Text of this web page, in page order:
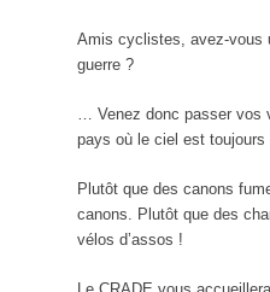
Amis cyclistes, avez-vous
guerre ?
… Venez donc passer vos
pays où le ciel est toujours
Plutôt que des canons
canons. Plutôt que des
vélos d’assos !